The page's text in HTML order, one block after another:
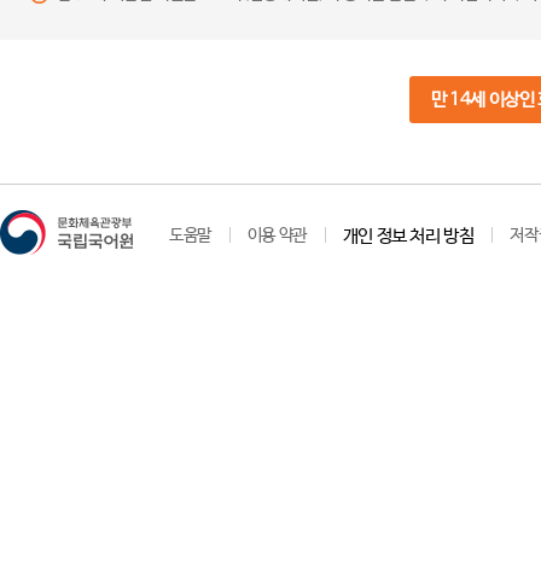
만 14세 이상인
도움말 이용 약관 개인 정보 처리 방침 저